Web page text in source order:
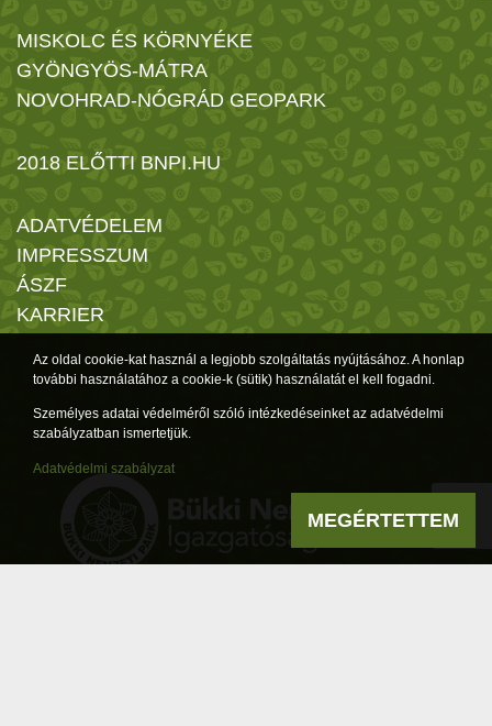
MISKOLC ÉS KÖRNYÉKE
GYÖNGYÖS-MÁTRA
NOVOHRAD-NÓGRÁD GEOPARK
2018 ELŐTTI BNPI.HU
ADATVÉDELEM
IMPRESSZUM
ÁSZF
KARRIER
Az oldal cookie-kat használ a legjobb szolgáltatás nyújtásához. A honlap
további használatához a cookie-k (sütik) használatát el kell fogadni.
Személyes adatai védelméről szóló intézkedéseinket az adatvédelmi
szabályzatban ismertetjük.
Adatvédelmi szabályzat
MEGÉRTETTEM